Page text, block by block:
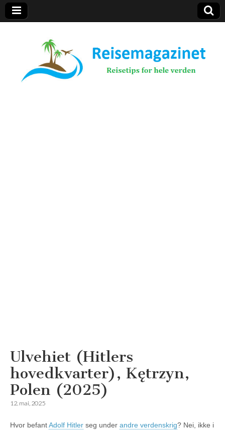
Reisemagazinet
Ulvehiet (Hitlers
hovedkvarter), Kętrzyn,
Polen (2025)
12. mai, 2025
Hvor befantAdolf Hitler seg under andre verdenskrig? Nei, ikke i